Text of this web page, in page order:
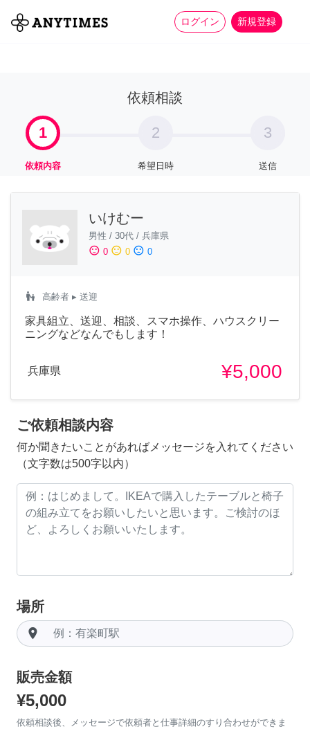
ログイン 新規登録
全て 家事 more_horiz
依頼相談
1
依頼内容
2
希望日時
3
送信
いけむー
男性 / 30代 / 兵庫県
sentiment_satisfied 0 sentiment_neutral 0 sentiment_dissatisfied 0
escalator_warning 高齢者 ▸ 送迎
家具組立、送迎、相談、スマホ操作、ハウスクリー
ニングなどなんでもします！
兵庫県 ¥5,000
ご依頼相談内容
何か聞きたいことがあればメッセージを入れてください
（文字数は500字以内）
場所
room
販売金額
¥5,000
依頼相談後、メッセージで依頼者と仕事詳細のすり合わせができま